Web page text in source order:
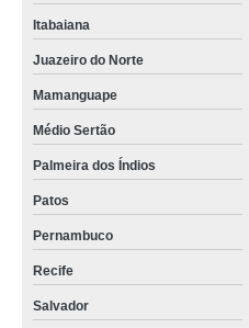
Itabaiana
Juazeiro do Norte
Mamanguape
Médio Sertão
Palmeira dos Índios
Patos
Pernambuco
Recife
Salvador